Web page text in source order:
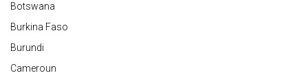
Botswana
Burkina Faso
Burundi
Cameroun